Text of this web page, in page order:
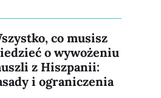
co musisz
o wywożeniu
z Hiszpanii:
i ograniczenia